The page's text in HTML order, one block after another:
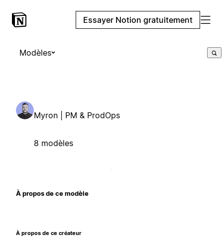
Essayer Notion gratuitement
Modèles
Myron | PM & ProdOps
8 modèles
À propos de ce modèle
À propos de ce créateur